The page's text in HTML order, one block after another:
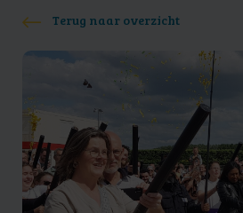
Terug naar overzicht